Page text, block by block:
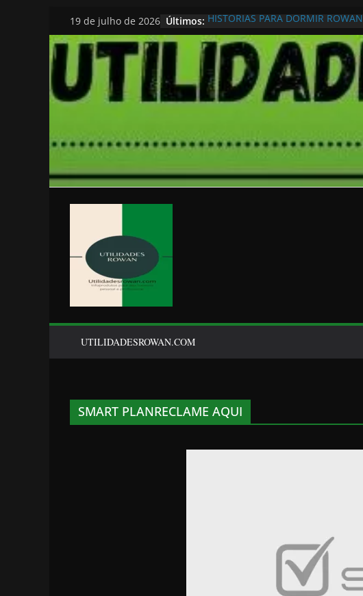
Pular
para
o
conteúdo
19 de julho de 2026 Últimos: HISTORIAS PARA DORMIR ROWAN
UTILIDADESROWAN.COM
SMART PLANRECLAME AQUI